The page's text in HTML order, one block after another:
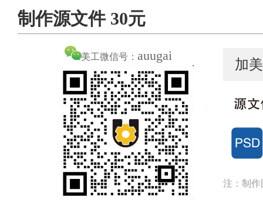
制作源文件 30元
美工微信号： auugai
加
注：制作